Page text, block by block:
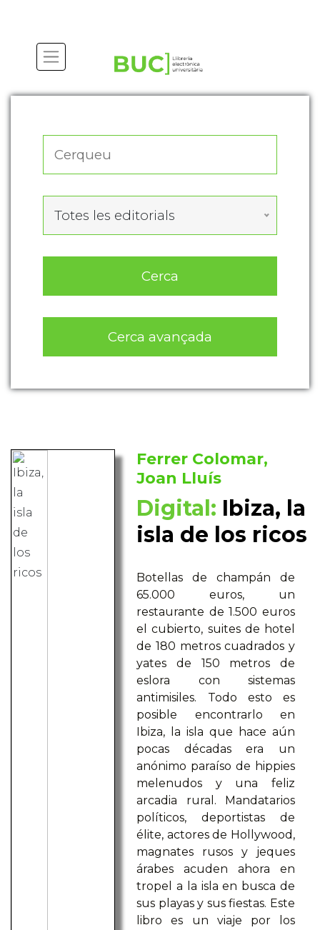
Totes les editorials
Cerca
Cerca avançada
Ferrer Colomar,
Joan Lluís
Digital: Ibiza, la
isla de los ricos
Botellas de champán de
65.000 euros, un
restaurante de 1.500 euros
el cubierto, suites de hotel
de 180 metros cuadrados y
yates de 150 metros de
eslora con sistemas
antimisiles. Todo esto es
posible encontrarlo en
Ibiza, la isla que hace aún
pocas décadas era un
anónimo paraíso de hippies
melenudos y una feliz
arcadia rural. Mandatarios
políticos, deportistas de
élite, actores de Hollywood,
magnates rusos y jeques
árabes acuden ahora en
tropel a la isla en busca de
sus playas y sus fiestas. Este
libro es un viaje por los